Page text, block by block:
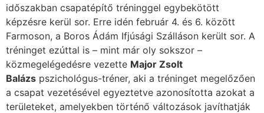
időszakban csapatépítő tréninggel egybekötött
képzésre kerül sor. Erre idén február 4. és 6. között
Farmoson, a Boros Ádám Ifjúsági Szálláson került sor. A
tréninget ezúttal is – mint már oly sokszor –
közmegelégedésre vezette Major Zsolt
Balázs pszichológus-tréner, aki a tréninget megelőzően
a csapat vezetésével egyeztetve azonosította azokat a
területeket, amelyekben történő változások javíthatják